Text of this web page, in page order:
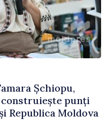
Șchiopu,
punți
Republica Moldova